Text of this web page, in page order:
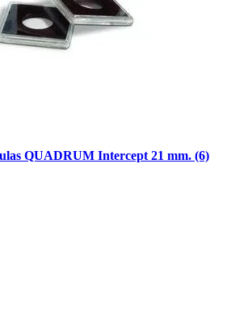
QUADRUM Intercept 21 mm. (6)